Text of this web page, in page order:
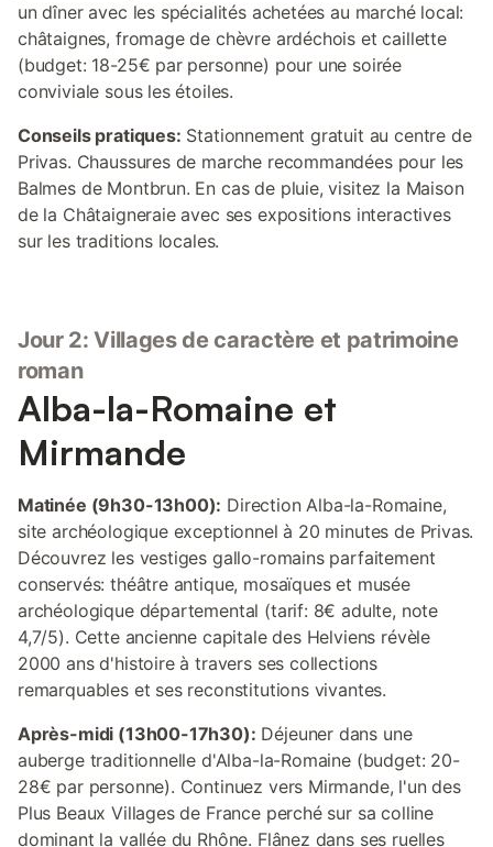
un dîner avec les spécialités achetées au marché local:
châtaignes, fromage de chèvre ardéchois et caillette
(budget: 18-25€ par personne) pour une soirée
conviviale sous les étoiles.
Conseils pratiques: Stationnement gratuit au centre de
Privas. Chaussures de marche recommandées pour les
Balmes de Montbrun. En cas de pluie, visitez la Maison
de la Châtaigneraie avec ses expositions interactives
sur les traditions locales.
Jour 2: Villages de caractère et patrimoine
roman
Alba-la-Romaine et
Mirmande
Matinée (9h30-13h00): Direction Alba-la-Romaine,
site archéologique exceptionnel à 20 minutes de Privas.
Découvrez les vestiges gallo-romains parfaitement
conservés: théâtre antique, mosaïques et musée
archéologique départemental (tarif: 8€ adulte, note
4,7/5). Cette ancienne capitale des Helviens révèle
2000 ans d'histoire à travers ses collections
remarquables et ses reconstitutions vivantes.
Après-midi (13h00-17h30): Déjeuner dans une
auberge traditionnelle d'Alba-la-Romaine (budget: 20-
28€ par personne). Continuez vers Mirmande, l'un des
Plus Beaux Villages de France perché sur sa colline
dominant la vallée du Rhône. Flânez dans ses ruelles